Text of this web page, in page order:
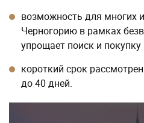
возможность для многих
Черногорию в рамках
упрощает поиск и
короткий срок
до 40 дней.